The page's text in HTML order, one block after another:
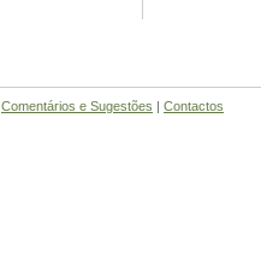
Comentários e Sugestões Contactos